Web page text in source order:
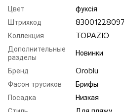
Цвет
фуксiя
Штрихкод
Коллекция
TOPAZIO
Дополнительные
разделы
Новинки
Бренд
Oroblu
Фасон трусиков
Брифы
Посадка
Низкая